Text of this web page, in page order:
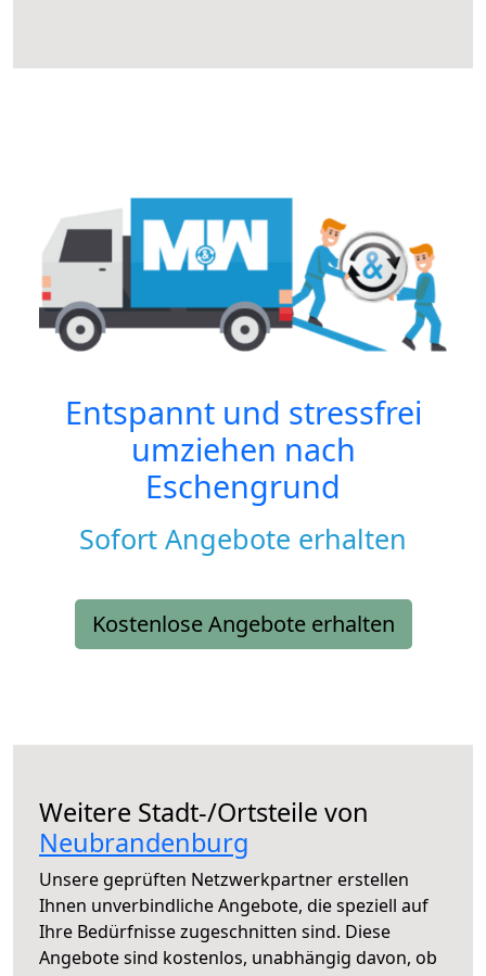
Entspannt und stressfrei
umziehen nach
Eschengrund
Sofort Angebote erhalten
Kostenlose Angebote erhalten
Weitere Stadt-/Ortsteile von
Neubrandenburg
Unsere geprüften Netzwerkpartner erstellen
Ihnen unverbindliche Angebote, die speziell auf
Ihre Bedürfnisse zugeschnitten sind. Diese
Angebote sind kostenlos, unabhängig davon, ob